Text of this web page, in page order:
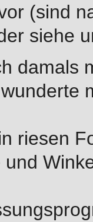
(sind
siehe
damals
riesen
und